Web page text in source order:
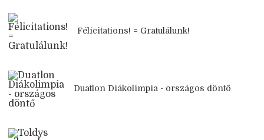
Félicitations! = Gratulálunk!
Duatlon Diákolimpia - országos döntő